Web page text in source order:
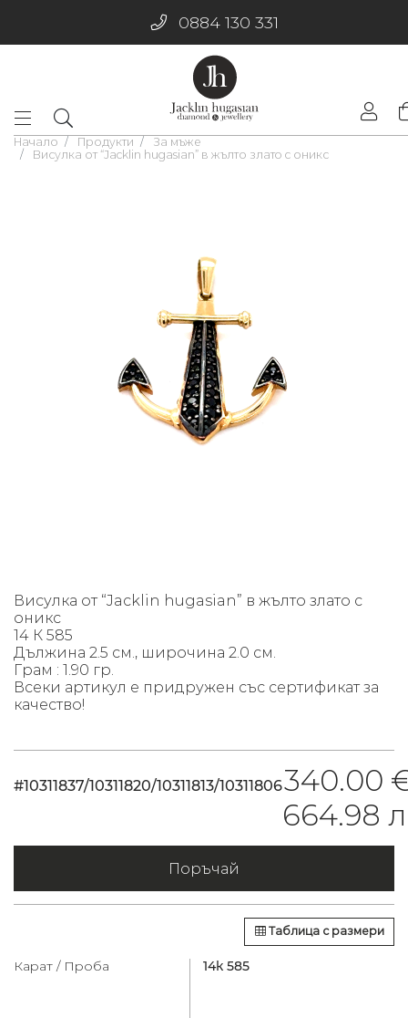
0884 130 331
Начало Продукти
За мъже
Висулка от “Jacklin hugasian” в жълто златo с оникс
Висулка от “Jacklin hugasian” в жълто златo с
оникс
14 К 585
Дължина 2.5 см., широчина 2.0 см.
Грам : 1.90 гр.
Всеки артикул е придружен със сертификат за
качество!
#10311837/10311820/10311813/10311806340.00
664.98
Поръчай
Таблица с размери
Карат / Проба 14к 585